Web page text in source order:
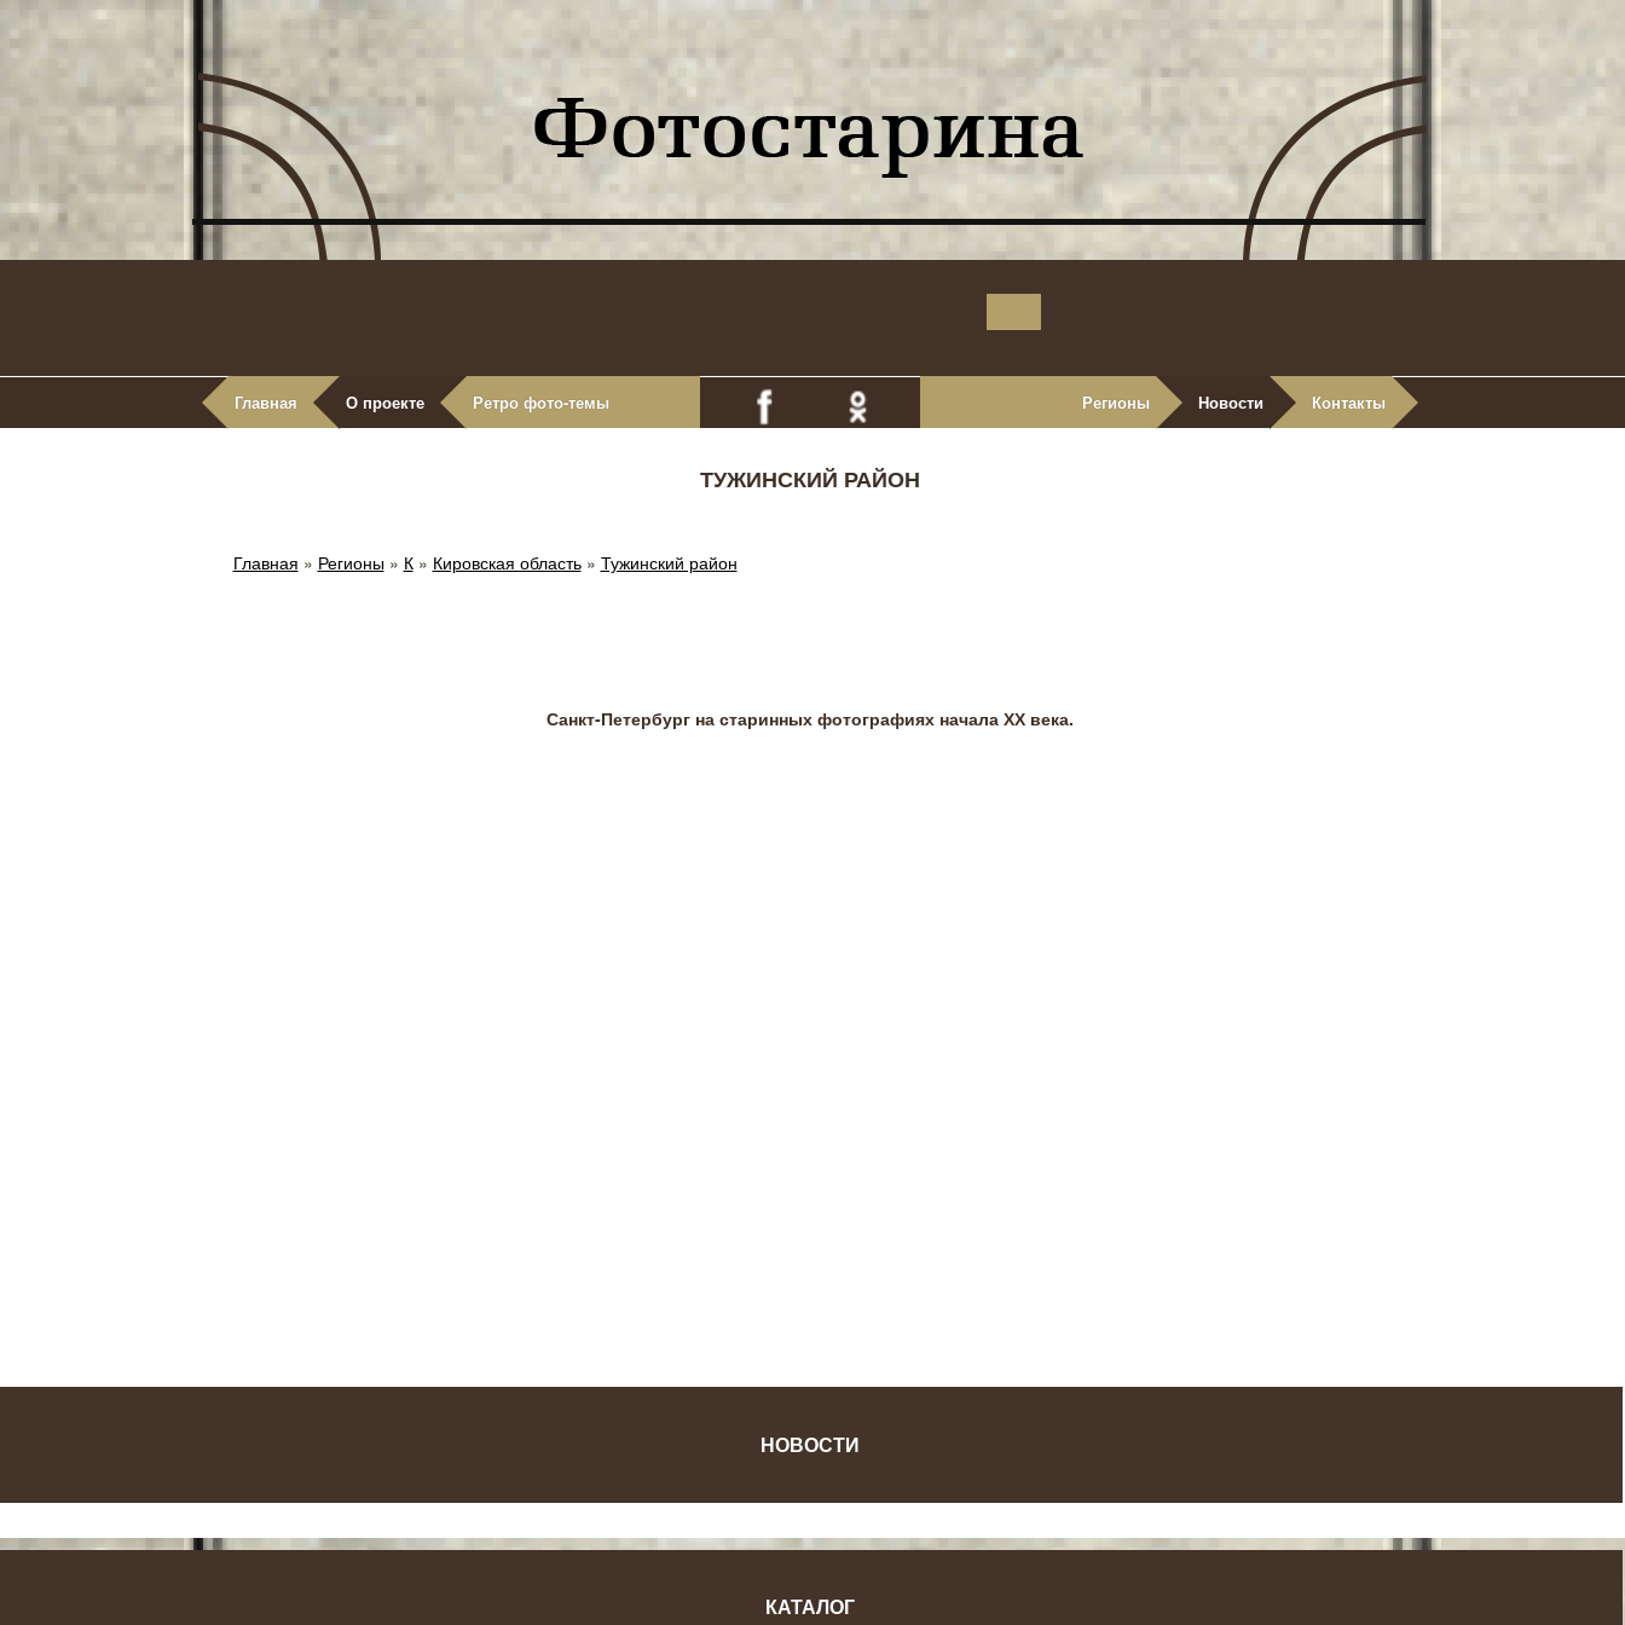
Главная О проекте Ретро фото-темы Регионы Новости Контакты
ТУЖИНСКИЙ РАЙОН
Главная » Регионы» К» Кировская область» Тужинский район
Санкт-Петербург на старинных фотографиях начала ХХ века.
НОВОСТИ
КАТАЛОГ